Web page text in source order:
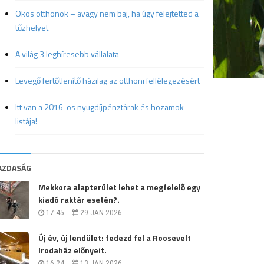
Okos otthonok – avagy nem baj, ha úgy felejtetted a
tűzhelyet
A világ 3 leghíresebb vállalata
Levegő fertőtlenítő házilag az otthoni fellélegezésért
Itt van a 2016-os nyugdíjpénztárak és hozamok
listája!
Mekkora alapterület lehet a megfelelő egy
kiadó raktár esetén?.
17:45 29 JAN 2026
Új év, új lendület: fedezd fel a Roosevelt
Irodaház előnyeit.